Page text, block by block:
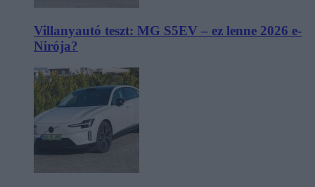
Villanyautó teszt: MG S5EV – ez lenne 2026 e-
Nirója?